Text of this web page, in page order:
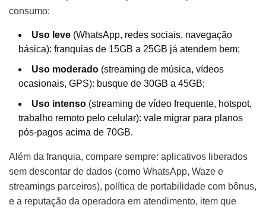
consumo:
Uso leve (WhatsApp, redes sociais, navegação
básica): franquias de 15GB a 25GB já atendem bem;
Uso moderado (streaming de música, vídeos
ocasionais, GPS): busque de 30GB a 45GB;
Uso intenso (streaming de vídeo frequente, hotspot,
trabalho remoto pelo celular): vale migrar para planos
pós-pagos acima de 70GB.
Além da franquia, compare sempre: aplicativos liberados
sem descontar de dados (como WhatsApp, Waze e
streamings parceiros), política de portabilidade com bônus,
e a reputação da operadora em atendimento, item que